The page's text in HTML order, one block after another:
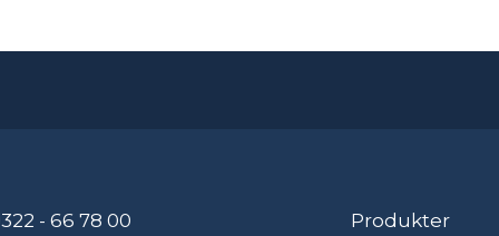
- 66 78 00 Produkter